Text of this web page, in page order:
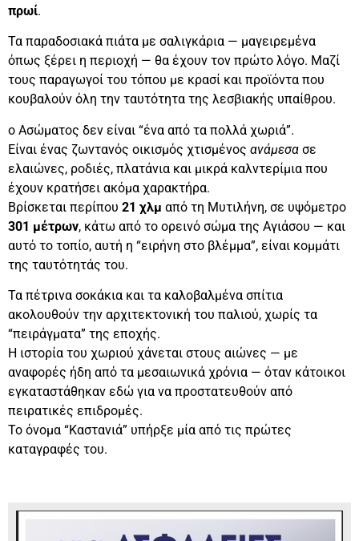
πρωί.
Τα παραδοσιακά πιάτα με σαλιγκάρια — μαγειρεμένα
όπως ξέρει η περιοχή — θα έχουν τον πρώτο λόγο. Μαζί
τους παραγωγοί του τόπου με κρασί και προϊόντα που
κουβαλούν όλη την ταυτότητα της λεσβιακής υπαίθρου.
ο Ασώματος δεν είναι “ένα από τα πολλά χωριά”.
Είναι ένας ζωντανός οικισμός χτισμένος ανάμεσα σε
ελαιώνες, ροδιές, πλατάνια και μικρά καλντερίμια που
έχουν κρατήσει ακόμα χαρακτήρα.
Βρίσκεται περίπου 21 χλμ από τη Μυτιλήνη, σε υψόμετρο
301 μέτρων, κάτω από το ορεινό σώμα της Αγιάσου — και
αυτό το τοπίο, αυτή η “ειρήνη στο βλέμμα”, είναι κομμάτι
της ταυτότητάς του.
Τα πέτρινα σοκάκια και τα καλοβαλμένα σπίτια
ακολουθούν την αρχιτεκτονική του παλιού, χωρίς τα
“πειράγματα” της εποχής.
Η ιστορία του χωριού χάνεται στους αιώνες — με
αναφορές ήδη από τα μεσαιωνικά χρόνια — όταν κάτοικοι
εγκαταστάθηκαν εδώ για να προστατευθούν από
πειρατικές επιδρομές.
Το όνομα “Καστανιά” υπήρξε μία από τις πρώτες
καταγραφές του.